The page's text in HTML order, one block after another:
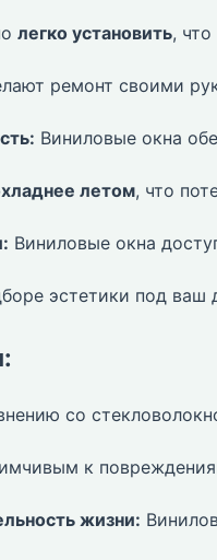
легко установить,
ремонт своими
Виниловые окна
летом, что
Виниловые окна
эстетики под ваш
со
к
жизни: